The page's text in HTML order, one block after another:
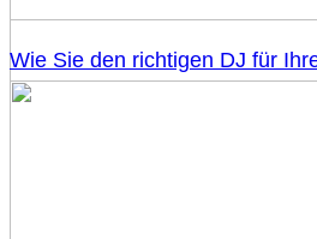
Wie Sie den richtigen DJ für